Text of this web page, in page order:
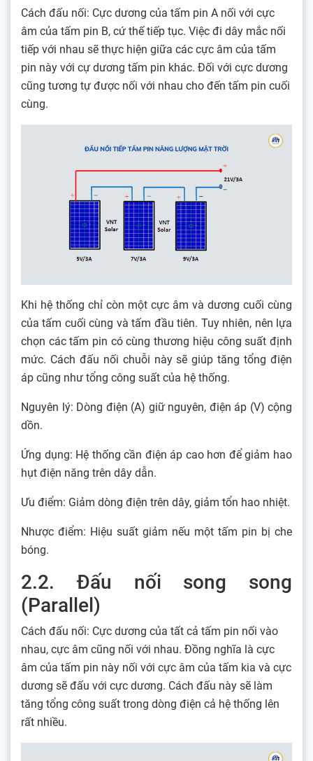
Cách đấu nối: Cực dương của tấm pin A nối với cực
âm của tấm pin B, cứ thế tiếp tục. Việc đi dây mắc nối
tiếp với nhau sẽ thực hiện giữa các cực âm của tấm
pin này với cự dương tấm pin khác. Đối với cực dương
cũng tương tự được nối với nhau cho đến tấm pin cuối
cùng.
Khi hệ thống chỉ còn một cực âm và dương cuối cùng
của tấm cuối cùng và tấm đầu tiên. Tuy nhiên, nên lựa
chọn các tấm pin có cùng thương hiệu công suất định
mức. Cách đấu nối chuỗi này sẽ giúp tăng tổng điện
áp cũng như tổng công suất của hệ thống.
Nguyên lý: Dòng điện (A) giữ nguyên, điện áp (V) cộng
dồn.
Ứng dụng: Hệ thống cần điện áp cao hơn để giảm hao
hụt điện năng trên dây dẫn.
Ưu điểm: Giảm dòng điện trên dây, giảm tổn hao nhiệt.
Nhược điểm: Hiệu suất giảm nếu một tấm pin bị che
bóng.
2.2. Đấu nối song song
(Parallel)
Cách đấu nối: Cực dương của tất cả tấm pin nối vào
nhau, cực âm cũng nối với nhau. Đồng nghĩa là cực
âm của tấm pin này nối với cực âm của tấm kia và cực
dương sẽ đấu với cực dương. Cách đấu này sẽ làm
tăng tổng công suất trong dòng điện cả hệ thống lên
rất nhiều.